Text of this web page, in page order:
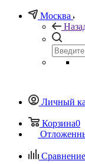
Москва
Личный
Корзина0